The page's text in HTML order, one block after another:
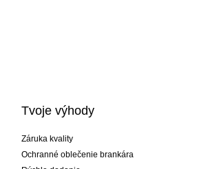
Tvoje výhody
Záruka kvality
Ochranné oblečenie brankára